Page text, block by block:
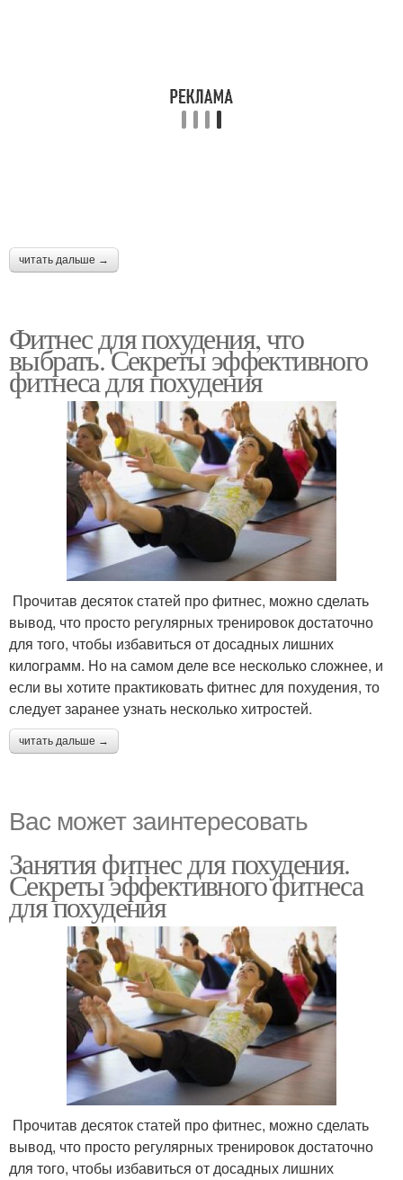
читать дальше →
Фитнес для похудения, что
выбрать. Секреты эффективного
фитнеса для похудения
Прочитав десяток статей про фитнес, можно сделать
вывод, что просто регулярных тренировок достаточно
для того, чтобы избавиться от досадных лишних
килограмм. Но на самом деле все несколько сложнее, и
если вы хотите практиковать фитнес для похудения, то
следует заранее узнать несколько хитростей.
читать дальше →
Вас может заинтересовать
Занятия фитнес для похудения.
Секреты эффективного фитнеса
для похудения
Прочитав десяток статей про фитнес, можно сделать
вывод, что просто регулярных тренировок достаточно
для того, чтобы избавиться от досадных лишних